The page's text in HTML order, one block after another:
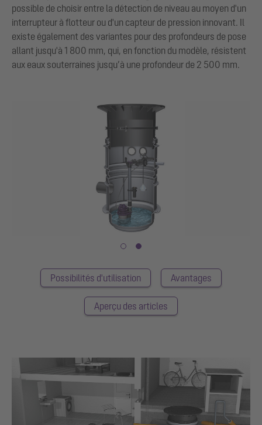
possible de choisir entre la détection de niveau au moyen d'un
interrupteur à flotteur ou d'un capteur de pression innovant. Il
existe également des variantes pour des profondeurs de pose
allant jusqu'à 1 800 mm, qui, en fonction du modèle, résistent
aux eaux souterraines jusqu’à une profondeur de 2 500 mm.
Possibilités d'utilisation Avantages
Aperçu des articles